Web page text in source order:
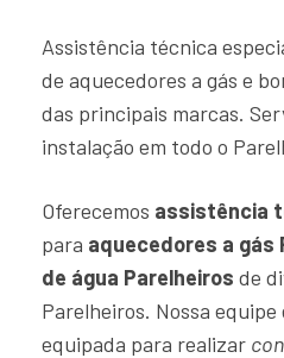
Assistência técnica
de aquecedores a gás e
das principais marcas.
instalação em todo o
Oferecemos assistência
para aquecedores a gás
de água Parelheiros de
Parelheiros. Nossa
equipada para realizar